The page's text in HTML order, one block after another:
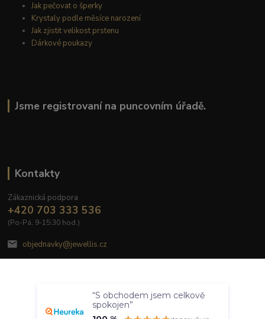
Jak pečovat o šperky
Krystaly podle měsíce narození
Jak zjistit velikost prstenu
Dárkové poukazy
Jsme registrovaní na puncovním úřadě.
Kontakty
Zákaznická podpora
+420 703 333 536
(Po-Pá, 9-15:30 hod.)
objednavky@jewellis.cz
Nastavení Souhlasím